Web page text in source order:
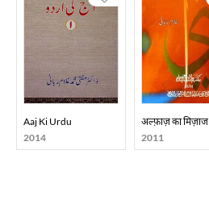
Aaj Ki Urdu
2014
अल्फ़ाज़ का मिज़ाज
2011